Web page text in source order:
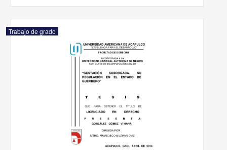
Trabajo de grado